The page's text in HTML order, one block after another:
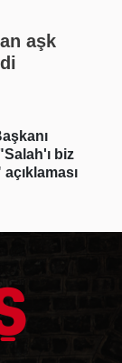
aşk
Emlak
yıl için esas
inşaat maliyet